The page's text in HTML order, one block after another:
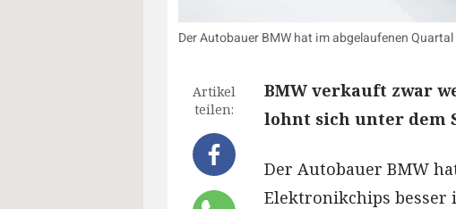
Der Autobauer BMW hat im abgelaufenen
Artikel
teilen:
BMW verkauft zwar
lohnt sich unter dem
Der Autobauer BMW
Elektronikchips besser